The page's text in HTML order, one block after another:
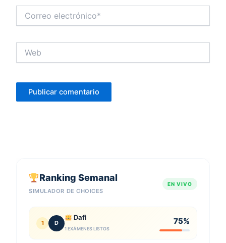
electrónico*
Ranking Semanal
SIMULADOR DE CHOICES
EN VIVO
1 D
Dafi
1 EXÁMENES LISTOS
75%